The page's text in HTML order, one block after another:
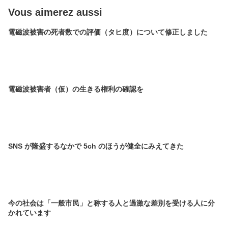
Vous aimerez aussi
電磁波被害の死者数での評価（タヒ度）について修正しました
電磁波被害者（仮）の生きる権利の確認を
SNS が隆盛するなかで 5ch のほうが健全にみえてきた
今の社会は「一般市民」と称する人と過激な差別を受ける人に分
かれています